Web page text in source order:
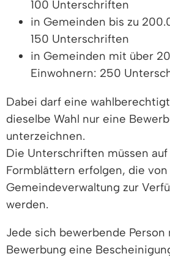
100 Unterschriften
in Gemeinden bis zu
150 Unterschriften
in Gemeinden mit über
Einwohnern: 250
Dabei darf eine
dieselbe Wahl nur eine
unterzeichnen.
Die Unterschriften müssen
Formblättern erfolgen, die
Gemeindeverwaltung zur
werden.
Jede sich bewerbende Person
Bewerbung eine